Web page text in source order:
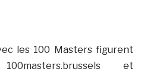
les 100 Masters figurent
et